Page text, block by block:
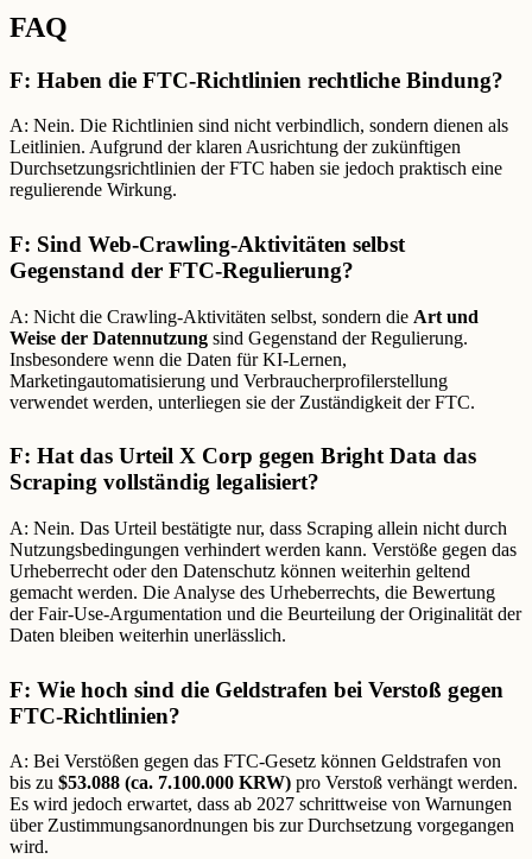
FAQ
F: Haben die FTC-Richtlinien rechtliche Bindung?
A: Nein. Die Richtlinien sind nicht verbindlich, sondern dienen als
Leitlinien. Aufgrund der klaren Ausrichtung der zukünftigen
Durchsetzungsrichtlinien der FTC haben sie jedoch praktisch eine
regulierende Wirkung.
F: Sind Web-Crawling-Aktivitäten selbst
Gegenstand der FTC-Regulierung?
A: Nicht die Crawling-Aktivitäten selbst, sondern die Art und
Weise der Datennutzung sind Gegenstand der Regulierung.
Insbesondere wenn die Daten für KI-Lernen,
Marketingautomatisierung und Verbraucherprofilerstellung
verwendet werden, unterliegen sie der Zuständigkeit der FTC.
F: Hat das Urteil X Corp gegen Bright Data das
Scraping vollständig legalisiert?
A: Nein. Das Urteil bestätigte nur, dass Scraping allein nicht durch
Nutzungsbedingungen verhindert werden kann. Verstöße gegen das
Urheberrecht oder den Datenschutz können weiterhin geltend
gemacht werden. Die Analyse des Urheberrechts, die Bewertung
der Fair-Use-Argumentation und die Beurteilung der Originalität der
Daten bleiben weiterhin unerlässlich.
F: Wie hoch sind die Geldstrafen bei Verstoß gegen
FTC-Richtlinien?
A: Bei Verstößen gegen das FTC-Gesetz können Geldstrafen von
bis zu $53.088 (ca. 7.100.000 KRW) pro Verstoß verhängt werden.
Es wird jedoch erwartet, dass ab 2027 schrittweise von Warnungen
über Zustimmungsanordnungen bis zur Durchsetzung vorgegangen
wird.